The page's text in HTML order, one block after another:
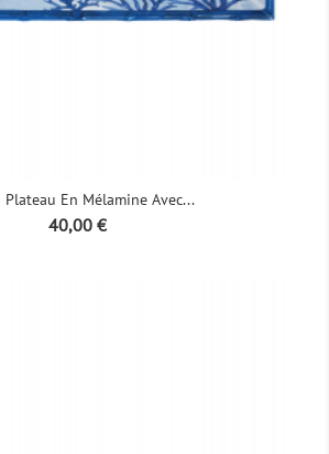
Plateau En Mélamine Avec...
Prix
40,00 €